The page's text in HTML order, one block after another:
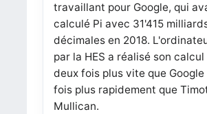
travaillant pour Google, qui
calculé Pi avec 31'415
décimales en 2018.
par la HES a réalisé son
deux fois plus vite que
fois plus rapidement que
Mullican.